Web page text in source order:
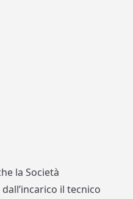
la Società
il tecnico